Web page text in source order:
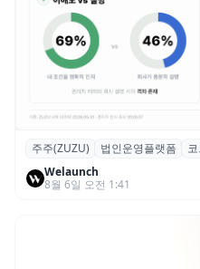
스톡옵션 취소율 2
권리 발생 즉시 행사
주주(ZUZU) 법인운영플랫폼
Welaunch
8월 6일 오전 1:41